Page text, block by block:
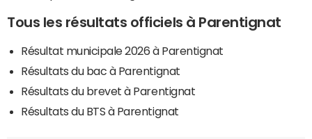
Tous les résultats officiels à Parentignat
Résultat municipale 2026 à Parentignat
Résultats du bac à Parentignat
Résultats du brevet à Parentignat
Résultats du BTS à Parentignat